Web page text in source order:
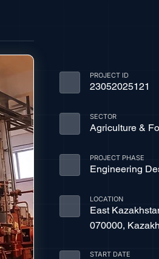
PROJECT ID
23052025121
SECTOR
Agriculture &
PROJECT PHASE
Engineering
LOCATION
East
070000,
START DATE